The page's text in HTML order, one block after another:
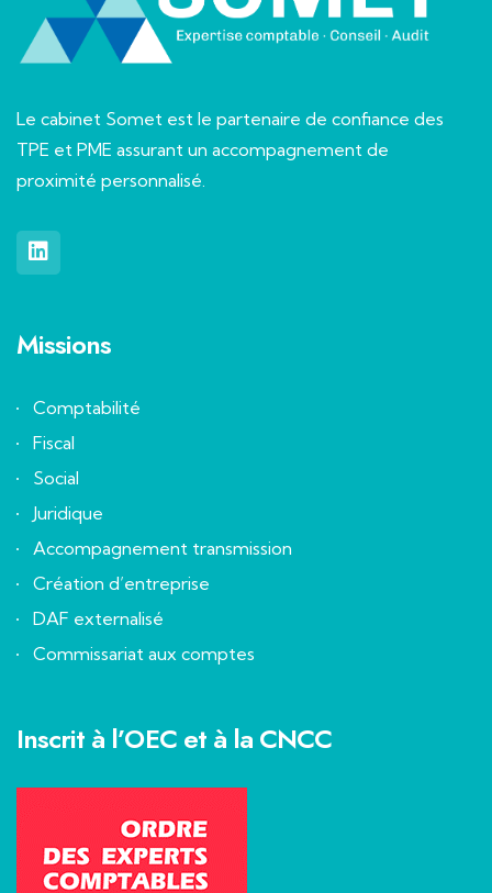
Le cabinet Somet est le partenaire de confiance des
TPE et PME assurant un accompagnement de
proximité personnalisé.
Missions
Comptabilité
Fiscal
Social
Juridique
Accompagnement transmission
Création d’entreprise
DAF externalisé
Commissariat aux comptes
Inscrit à l’OEC et à la CNCC